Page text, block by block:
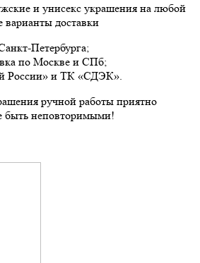
и унисекс украшения на любой
доставки
Петербурга;
по Москве и СПб;
России» и ТК «СДЭК».
ручной работы приятно
быть неповторимыми!